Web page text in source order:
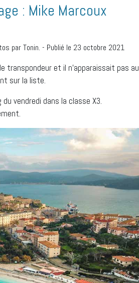
: Mike Marcoux
par Tonin. - Publié le 23 octobre 2021
transpondeur et il n’apparaissait pas au
sur la liste.
vendredi dans la classe X3.